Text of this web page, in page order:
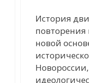
История
повторения
новой